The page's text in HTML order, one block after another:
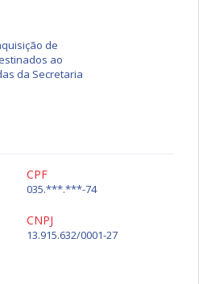
de
ao
da Secretaria
CPF
035.***.***-74
CNPJ
13.915.632/0001-27